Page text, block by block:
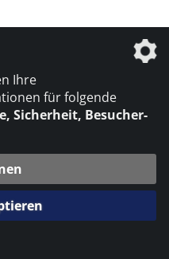
Ihre
für folgende
Sicherheit, Besucher-